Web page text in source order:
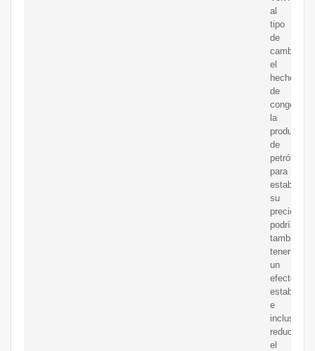
al
tipo
de
cambio,
el
hecho
de
congelar
la
producción
de
petróleo
para
estabilizar
su
precio
podría
también
tener
un
efecto
e
incluso
reducir
el